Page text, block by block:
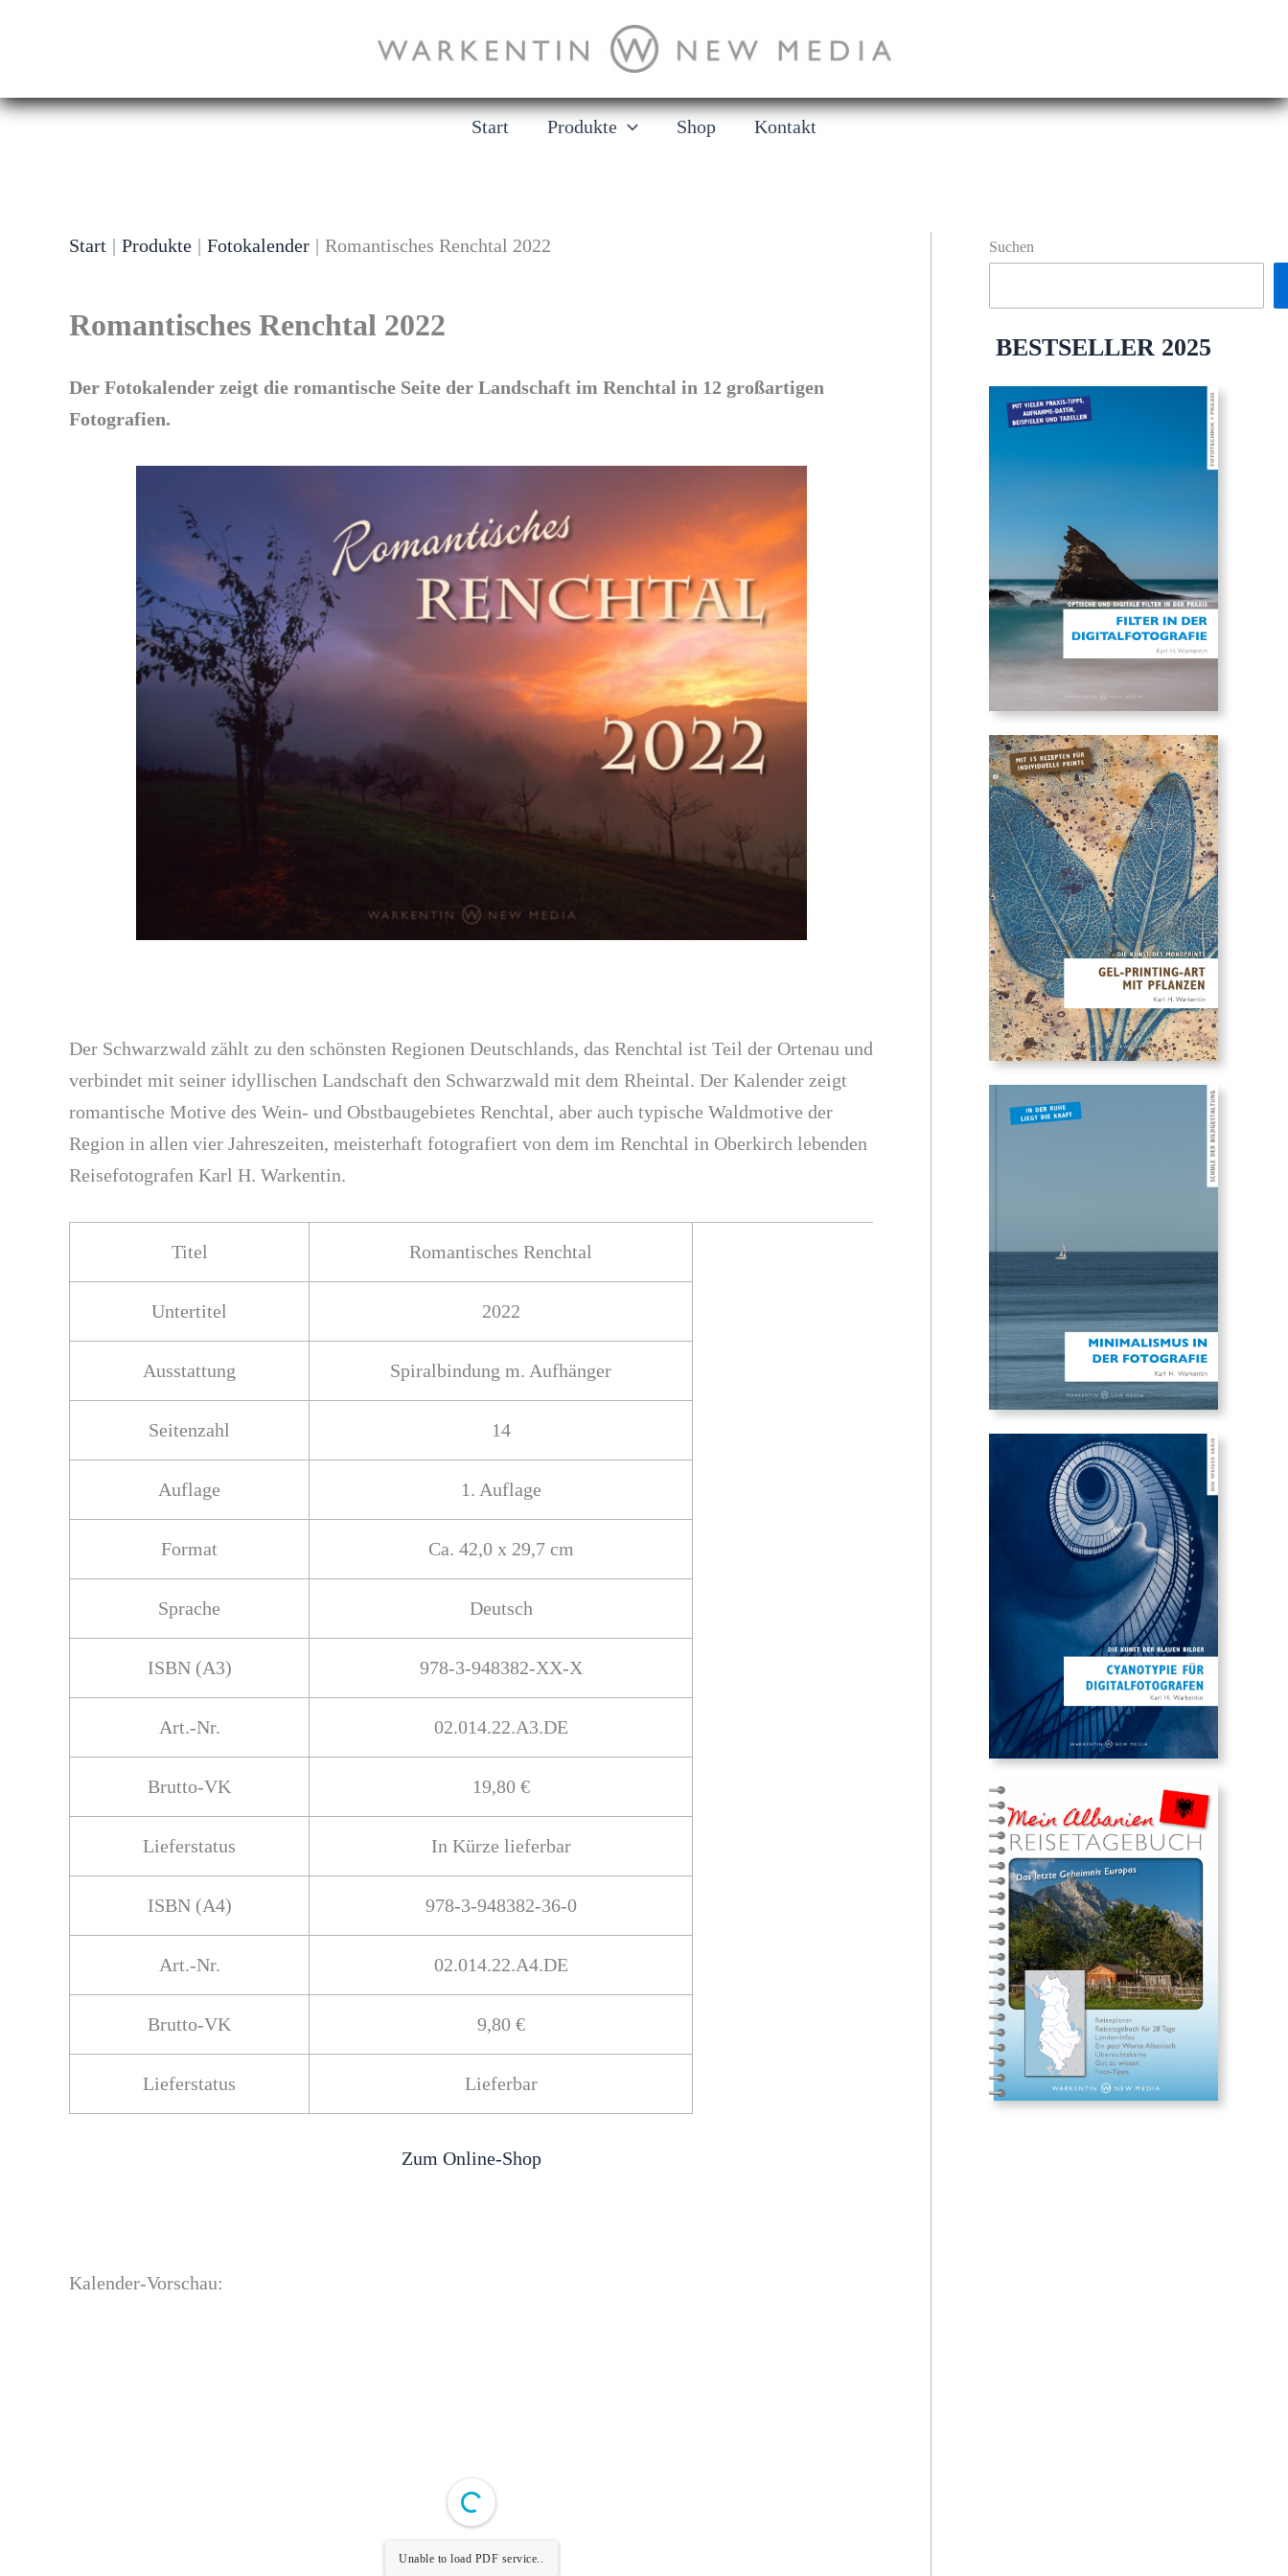
Start Produkte Shop Kontakt
Start Produkte Fotokalender Romantisches Renchtal 2022
Romantisches Renchtal 2022
Der Fotokalender zeigt die romantische Seite der Landschaft im Renchtal in 12 großartigen
Fotografien.
Der Schwarzwald zählt zu den schönsten Regionen Deutschlands, das Renchtal ist Teil der Ortenau und
verbindet mit seiner idyllischen Landschaft den Schwarzwald mit dem Rheintal. Der Kalender zeigt
romantische Motive des Wein- und Obstbaugebietes Renchtal, aber auch typische Waldmotive der
Region in allen vier Jahreszeiten, meisterhaft fotografiert von dem im Renchtal in Oberkirch lebenden
Reisefotografen Karl H. Warkentin.
Titel Romantisches Renchtal
Untertitel 2022
Ausstattung Spiralbindung m. Aufhänger
Seitenzahl 14
Auflage 1. Auflage
Format Ca. 42,0 x 29,7 cm
Sprache Deutsch
ISBN (A3) 978-3-948382-XX-X
Art.-Nr. 02.014.22.A3.DE
Brutto-VK 19,80 €
Lieferstatus In Kürze lieferbar
ISBN (A4) 978-3-948382-36-0
Art.-Nr. 02.014.22.A4.DE
Brutto-VK 9,80 €
Lieferstatus Lieferbar
Zum Online-Shop
Kalender-Vorschau:
Unable to load PDF service..
Suchen
BESTSELLER 2025